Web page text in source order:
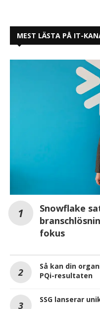
MEST LÄSTA PÅ IT-
Snowflake
fokus
Så kan din
PQi-resultaten
SSG lanserar